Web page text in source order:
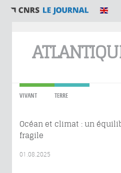
VIVANT TERRE
Océan et climat : un
fragile
01.08.2025